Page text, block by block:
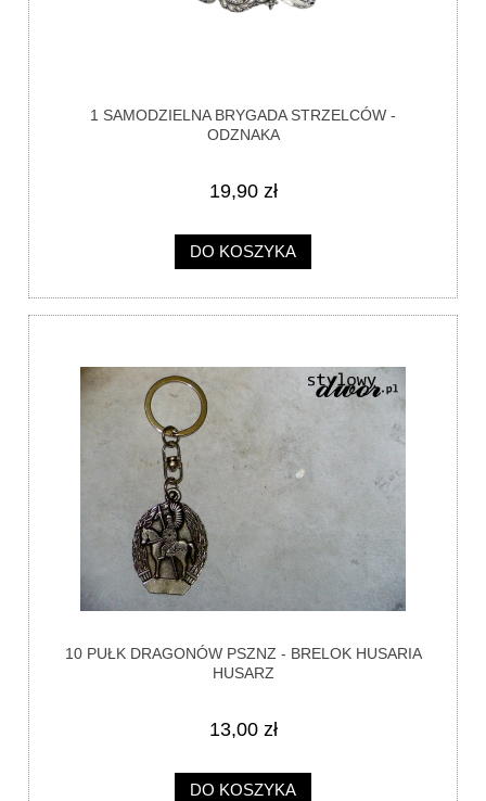
1 SAMODZIELNA BRYGADA STRZELCÓW -
ODZNAKA
19,90 zł
DO KOSZYKA
10 PUŁK DRAGONÓW PSZNZ - BRELOK HUSARIA
HUSARZ
13,00 zł
DO KOSZYKA